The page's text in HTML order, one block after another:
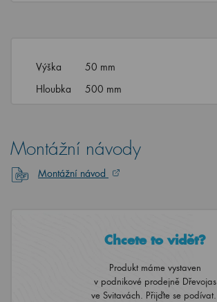
Výška
50 mm
Hloubka
500 mm
Montážní návody
Montážní návod
Chcete to vidět?
Produkt máme vystaven
v podnikové prodejně Dřevojas
ve Svitavách. Přijďte se podívat..